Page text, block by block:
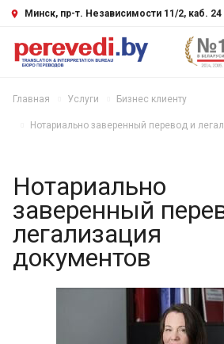
Минск, пр-т. Независимости 11/2, каб. 24
Главная Услуги Бизнес клиенту
Нотариально заверенный перевод и
Нотариально
заверенный
легализация
документов